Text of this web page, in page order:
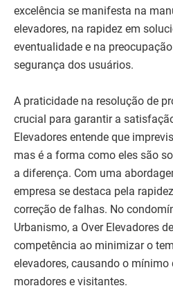
excelência se manifesta na
elevadores, na rapidez em
eventualidade e na
segurança dos usuários.
A praticidade na resolução de
crucial para garantir a
Elevadores entende que
mas é a forma como eles são
a diferença. Com uma
empresa se destaca pela
correção de falhas. No
Urbanismo, a Over Elevadores
competência ao minimizar o
elevadores, causando o
moradores e visitantes.